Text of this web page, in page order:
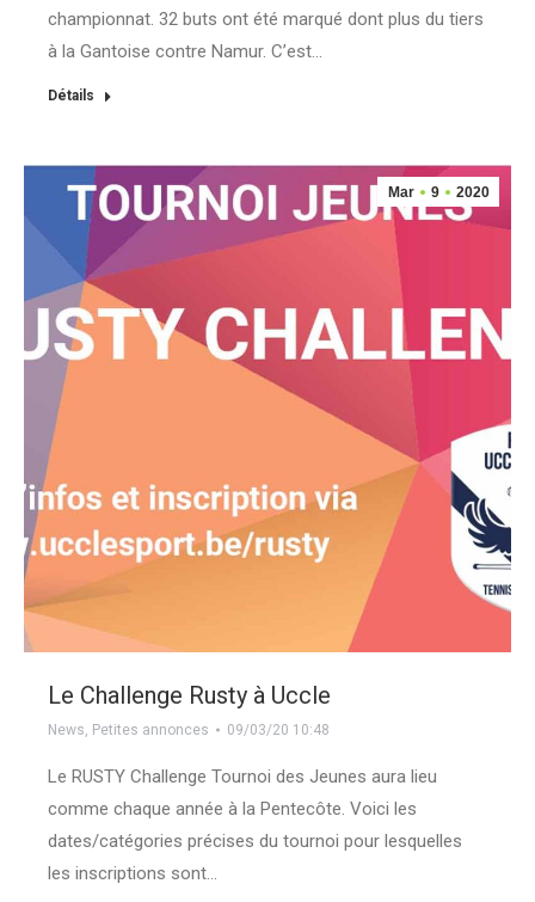
championnat. 32 buts ont été marqué dont plus du tiers
à la Gantoise contre Namur. C’est…
Détails
Mar 9 2020
Le Challenge Rusty à Uccle
News, Petites annonces 09/03/20 10:48
Le RUSTY Challenge Tournoi des Jeunes aura lieu
comme chaque année à la Pentecôte. Voici les
dates/catégories précises du tournoi pour lesquelles
les inscriptions sont…